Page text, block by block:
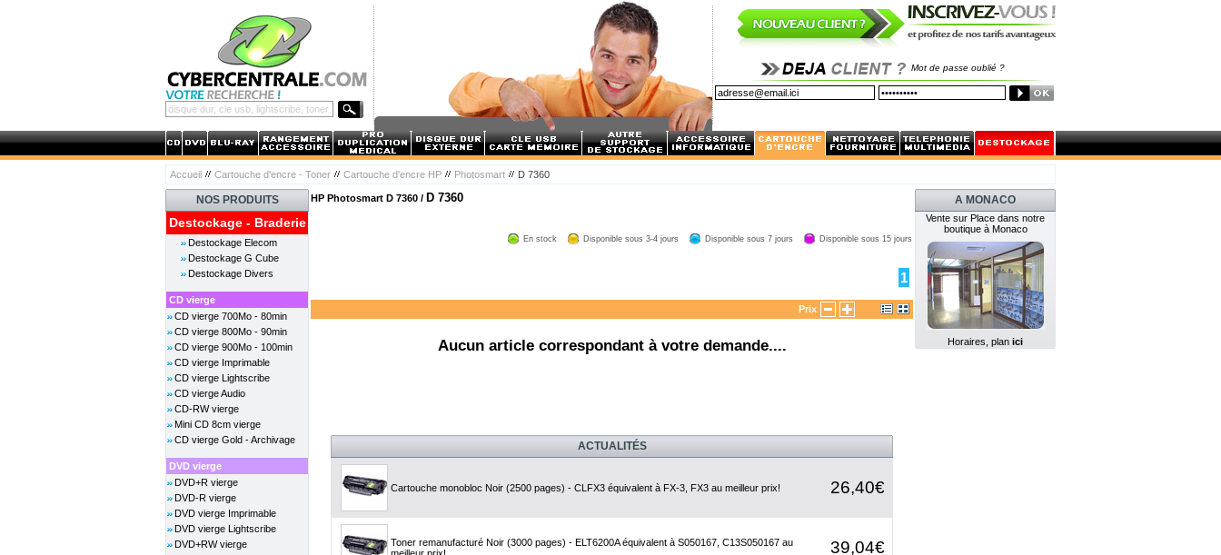
Mot de passe oublié ?
Accueil Cartouche d'encre - Toner Cartouche d'encre HP Photosmart D 7360
NOS PRODUITS
Destockage - Braderie
Destockage Elecom
Destockage G Cube
Destockage Divers
CD vierge
CD vierge 700Mo - 80min
CD vierge 800Mo - 90min
CD vierge 900Mo - 100min
CD vierge Imprimable
CD vierge Lightscribe
CD vierge Audio
CD-RW vierge
Mini CD 8cm vierge
CD vierge Gold - Archivage
DVD vierge
DVD+R vierge
DVD-R vierge
DVD vierge Imprimable
DVD vierge Lightscribe
DVD+RW vierge
HP Photosmart D 7360 / D 7360
En stock Disponible sous 3-4 jours Disponible sous 7 jours Disponible sous 15 jours
1
Prix
Aucun article correspondant à votre demande....
ACTUALITÉS
Cartouche monobloc Noir (2500 pages) - CLFX3 équivalent à FX-3, FX3 au meilleur prix! 26,40€
Toner remanufacturé Noir (3000 pages) - ELT6200A équivalent à S050167, C13S050167 au
39,04€
A MONACO
Vente sur Place dans notre
boutique à Monaco
Horaires, plan ici